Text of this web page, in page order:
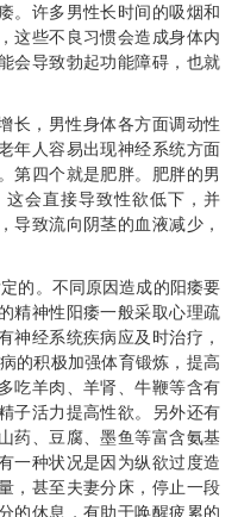
。许多男性长时间的吸烟和
这些不良习惯会造成身体内
会导致勃起功能障碍，也就
长，男性身体各方面调动性
年人容易出现神经系统方面
第四个就是肥胖。肥胖的男
会直接导致性欲低下，并
导致流向阴茎的血液减少，
的。不同原因造成的阳痿要
精神性阳痿一般采取心理疏
神经系统疾病应及时治疗，
的积极加强体育锻炼，提高
吃羊肉、羊肾、牛鞭等含有
子活力提高性欲。另外还有
药、豆腐、墨鱼等富含氨基
一种状况是因为纵欲过度造
，甚至夫妻分床，停止一段
的休息，有助于唤醒疲累的